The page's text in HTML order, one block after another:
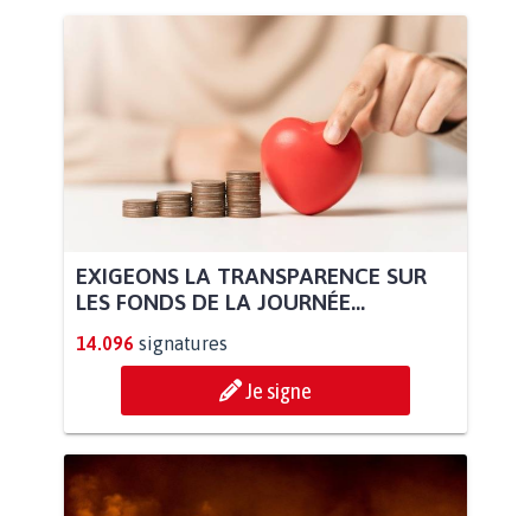
EXIGEONS LA TRANSPARENCE SUR
LES FONDS DE LA JOURNÉE...
14.096 signatures
Je signe